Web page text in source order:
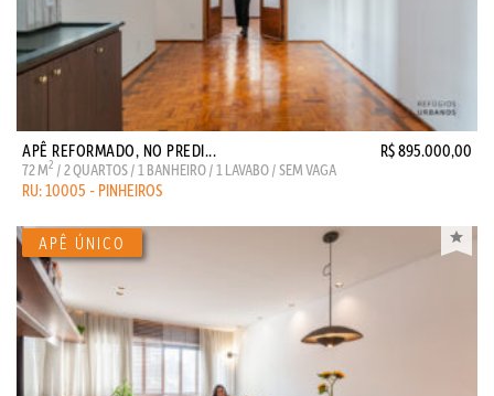
APÊ REFORMADO, NO PREDI... R$ 895.000,00
72 M2 / 2 QUARTOS / 1 BANHEIRO / 1 LAVABO / SEM VAGA
RU: 10005 - PINHEIROS